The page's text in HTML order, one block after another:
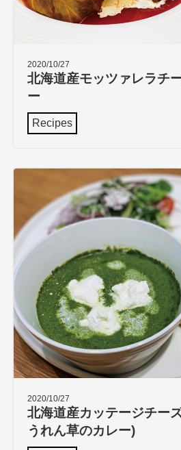
2020/10/27
北海道産モッツァレラチ
ー
Recipes
2020/10/27
北海道産カッテージチー
うれん草のカレー)